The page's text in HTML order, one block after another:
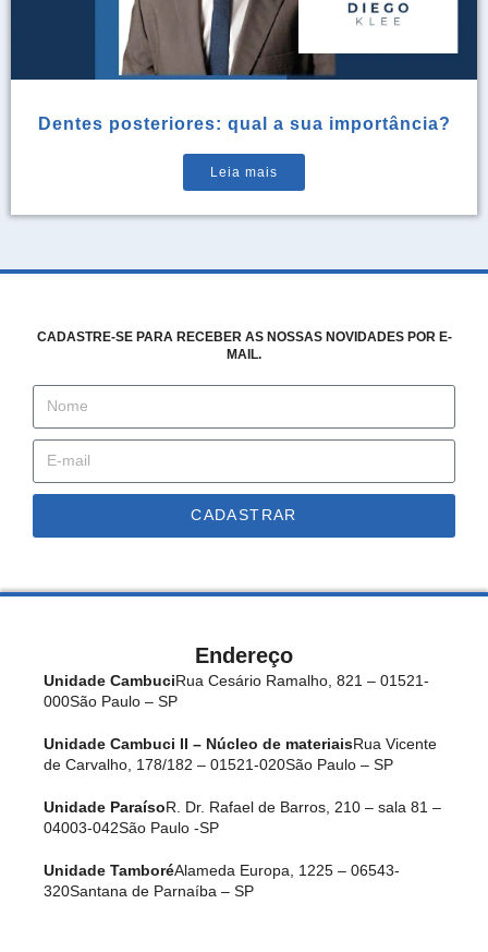
Dentes posteriores: qual a sua importância?
Leia mais
CADASTRE-SE PARA RECEBER AS NOSSAS NOVIDADES POR E-
MAIL.
CADASTRAR
Endereço
Unidade CambuciRua Cesário Ramalho, 821 – 01521-
000São Paulo – SP
Unidade Cambuci II – Núcleo de materiaisRua Vicente
de Carvalho, 178/182 – 01521-020São Paulo – SP
Unidade ParaísoR. Dr. Rafael de Barros, 210 – sala 81 –
04003-042São Paulo -SP
Unidade TamboréAlameda Europa, 1225 – 06543-
320Santana de Parnaíba – SP